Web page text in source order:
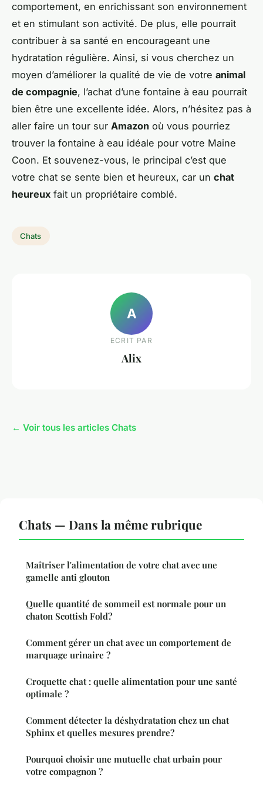
comportement, en enrichissant son environnement
et en stimulant son activité. De plus, elle pourrait
contribuer à sa santé en encourageant une
hydratation régulière. Ainsi, si vous cherchez un
moyen d’améliorer la qualité de vie de votre animal
de compagnie, l’achat d’une fontaine à eau pourrait
bien être une excellente idée. Alors, n’hésitez pas à
aller faire un tour sur Amazon où vous pourriez
trouver la fontaine à eau idéale pour votre Maine
Coon. Et souvenez-vous, le principal c’est que
votre chat se sente bien et heureux, car un chat
heureux fait un propriétaire comblé.
Chats
A
ECRIT PAR
Alix
← Voir tous les articles Chats
Chats — Dans la même rubrique
Maîtriser l'alimentation de votre chat avec une
gamelle anti glouton
Quelle quantité de sommeil est normale pour un
chaton Scottish Fold?
Comment gérer un chat avec un comportement de
marquage urinaire ?
Croquette chat : quelle alimentation pour une santé
optimale ?
Comment détecter la déshydratation chez un chat
Sphinx et quelles mesures prendre?
Pourquoi choisir une mutuelle chat urbain pour
votre compagnon ?